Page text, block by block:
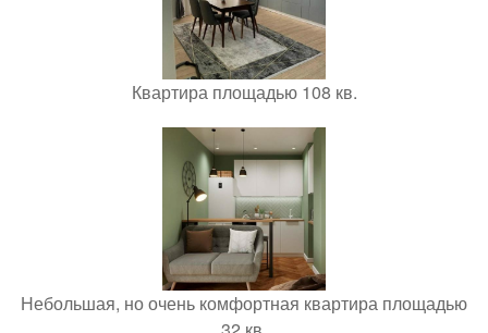
Квартира площадью 108 кв.
Небольшая, но очень комфортная квартира площадью